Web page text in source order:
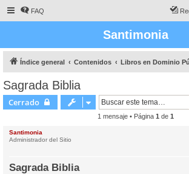
FAQ
Santimonia
Índice general Contenidos Libros en Dominio
Sagrada Biblia
Cerrado
1 mensaje • Página 1 de 1
Santimonia
Administrador del Sitio
Sagrada Biblia